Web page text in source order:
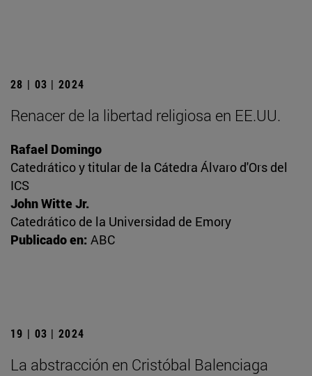
28 | 03 | 2024
Renacer de la libertad religiosa en EE.UU.
Rafael Domingo
Catedrático y titular de la Cátedra Álvaro d'Ors del
ICS
John Witte Jr.
Catedrático de la Universidad de Emory
Publicado en: ABC
19 | 03 | 2024
La abstracción en Cristóbal Balenciaga